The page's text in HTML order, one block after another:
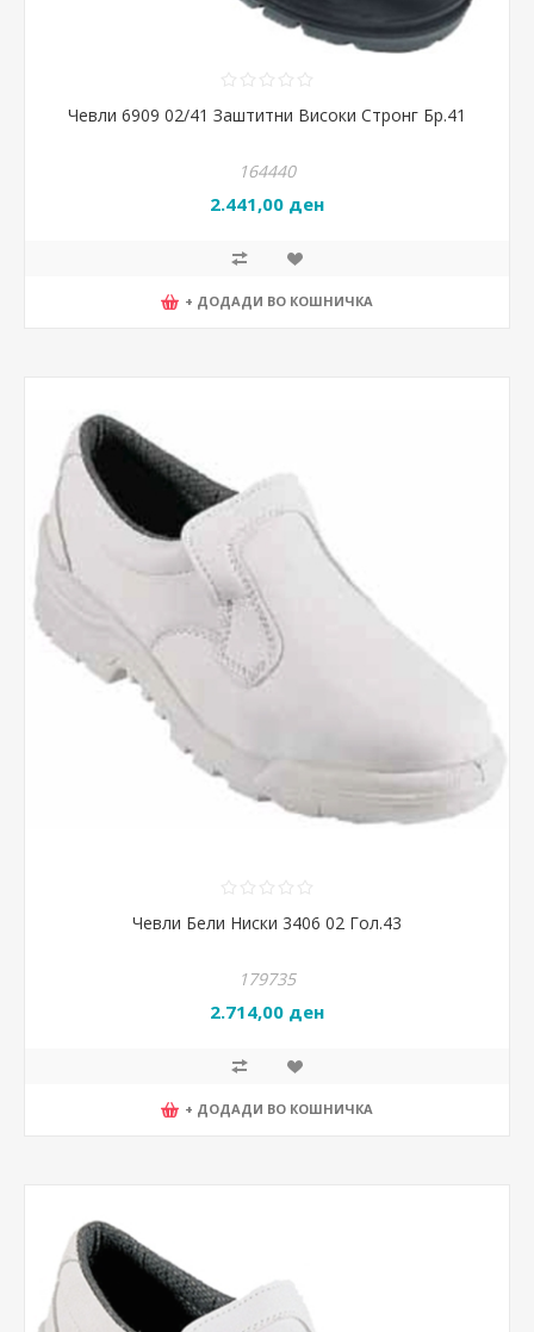
Чевли 6909 02/41 Заштитни Високи Стронг Бр.41
164440
2.441,00 ден
+ ДОДАДИ ВО КОШНИЧКА
Чевли Бели Ниски 3406 02 Гол.43
179735
2.714,00 ден
+ ДОДАДИ ВО КОШНИЧКА